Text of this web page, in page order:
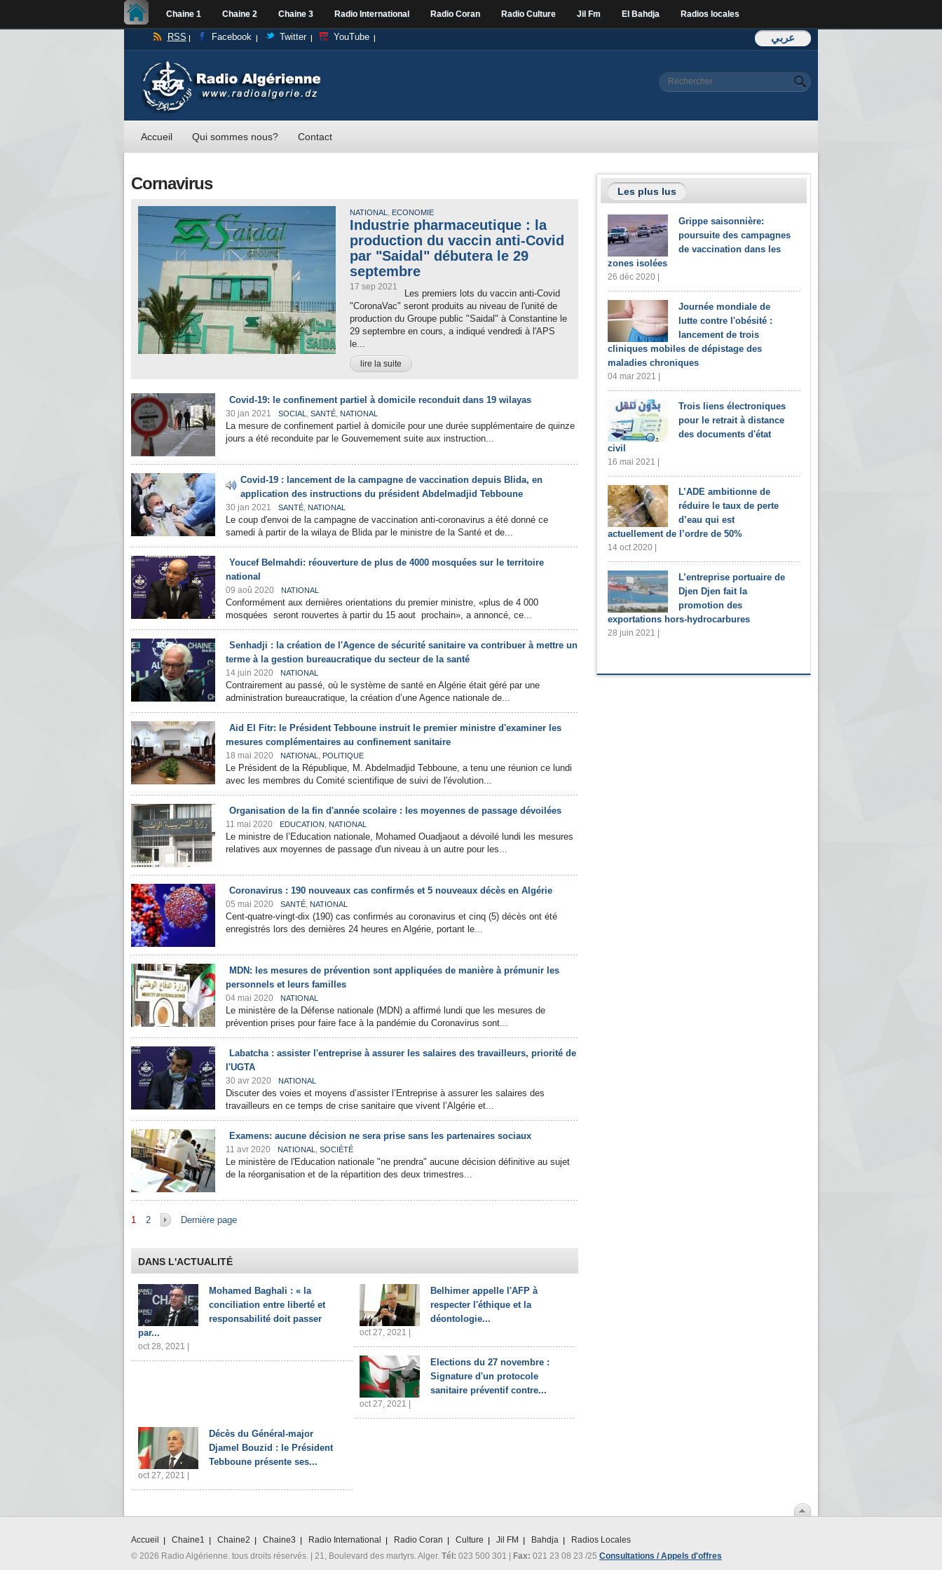
Chaine 1 Chaine 2 Chaine 3 Radio International Radio Coran Radio Culture Jil Fm El Bahdja Radios locales
عربي RSS Facebook Twitter YouTube
Formulaire de
Rechercher
Accueil Qui sommes nous? Contact
Cornavirus
NATIONAL , ECONOMIE
Industrie pharmaceutique : la
production du vaccin anti-Covid
par "Saidal" débutera le 29
septembre
17 sep 2021
Les premiers lots du vaccin anti-Covid
"CoronaVac" seront produits au niveau de l'unité de
production du Groupe public "Saidal" à Constantine le
29 septembre en cours, a indiqué vendredi à l'APS
le...
lire la suite
Covid-19: le confinement partiel à domicile reconduit dans 19 wilayas
30 jan 2021 SOCIAL , SANTÉ, NATIONAL
La mesure de confinement partiel à domicile pour une durée supplémentaire de quinze
jours a été reconduite par le Gouvernement suite aux instruction...
Covid-19 : lancement de la campagne de vaccination depuis Blida, en
application des instructions du président Abdelmadjid Tebboune
30 jan 2021 SANTÉ, NATIONAL
Le coup d'envoi de la campagne de vaccination anti-coronavirus a été donné ce
samedi à partir de la wilaya de Blida par le ministre de la Santé et de...
Youcef Belmahdi: réouverture de plus de 4000 mosquées sur le territoire
national
09 aoû 2020 NATIONAL
Conformément aux dernières orientations du premier ministre, «plus de 4 000
mosquées seront rouvertes à partir du 15 aout prochain», a annoncé, ce...
Senhadji : la création de l'Agence de sécurité sanitaire va contribuer à mettre un
terme à la gestion bureaucratique du secteur de la santé
14 juin 2020 NATIONAL
Contrairement au passé, où le système de santé en Algérie était géré par une
administration bureaucratique, la création d’une Agence nationale de...
Aid El Fitr: le Président Tebboune instruit le premier ministre d'examiner les
mesures complémentaires au confinement sanitaire
18 mai 2020 NATIONAL , POLITIQUE
Le Président de la République, M. Abdelmadjid Tebboune, a tenu une réunion ce lundi
avec les membres du Comité scientifique de suivi de l'évolution...
Organisation de la fin d'année scolaire : les moyennes de passage dévoilées
11 mai 2020 EDUCATION, NATIONAL
Le ministre de l’Education nationale, Mohamed Ouadjaout a dévoilé lundi les mesures
relatives aux moyennes de passage d'un niveau à un autre pour les...
Coronavirus : 190 nouveaux cas confirmés et 5 nouveaux décès en Algérie
05 mai 2020 SANTÉ, NATIONAL
Cent-quatre-vingt-dix (190) cas confirmés au coronavirus et cinq (5) décès ont été
enregistrés lors des dernières 24 heures en Algérie, portant le...
MDN: les mesures de prévention sont appliquées de manière à prémunir les
personnels et leurs familles
04 mai 2020 NATIONAL
Le ministère de la Défense nationale (MDN) a affirmé lundi que les mesures de
prévention prises pour faire face à la pandémie du Coronavirus sont...
Labatcha : assister l'entreprise à assurer les salaires des travailleurs, priorité de
l'UGTA
30 avr 2020 NATIONAL
Discuter des voies et moyens d’assister l’Entreprise à assurer les salaires des
travailleurs en ce temps de crise sanitaire que vivent l’Algérie et...
Examens: aucune décision ne sera prise sans les partenaires sociaux
11 avr 2020 NATIONAL , SOCIÉTÉ
Le ministère de l'Education nationale "ne prendra" aucune décision définitive au sujet
de la réorganisation et de la répartition des deux trimestres...
Pages
1 2 Dernière page
DANS L'ACTUALITÉ
Mohamed Baghali : « la
conciliation entre liberté et
responsabilité doit passer
par...
oct 28, 2021 |
Belhimer appelle l'AFP à
respecter l'éthique et la
déontologie...
oct 27, 2021 |
Elections du 27 novembre :
Signature d'un protocole
sanitaire préventif contre...
oct 27, 2021 |
Décès du Général-major
Djamel Bouzid : le Président
Tebboune présente ses...
oct 27, 2021 |
Les plus lus
Grippe saisonnière:
poursuite des campagnes
de vaccination dans les
zones isolées
26 déc 2020 |
Journée mondiale de
lutte contre l'obésité :
lancement de trois
cliniques mobiles de dépistage des
maladies chroniques
04 mar 2021 |
Trois liens électroniques
pour le retrait à distance
des documents d'état
civil
16 mai 2021 |
L’ADE ambitionne de
réduire le taux de perte
d’eau qui est
actuellement de l’ordre de 50%
14 oct 2020 |
L’entreprise portuaire de
Djen Djen fait la
promotion des
exportations hors-hydrocarbures
28 juin 2021 |
Accueil Chaine1 Chaine2 Chaine3 Radio International Radio Coran Culture Jil FM Bahdja
Radios Locales
© 2026 Radio Algérienne. tous droits réservés. | 21, Boulevard des martyrs. Alger. Tél: 023 500 301 | Fax: 021 23 08 23 /25 Consultations / Appels d'offres